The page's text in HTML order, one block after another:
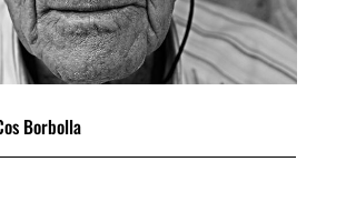
Borbolla